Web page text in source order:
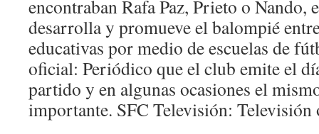
encontraban Rafa Paz, Prieto o Nando,
desarrolla y promueve el balompié
educativas por medio de escuelas de
oficial: Periódico que el club emite el
partido y en algunas ocasiones el
importante. SFC Televisión: